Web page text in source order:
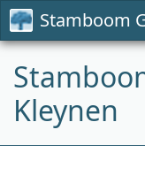
Stamboom
Kleynen